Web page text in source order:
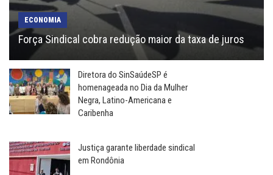
ECONOMIA
Força Sindical cobra redução maior da taxa de juros
Diretora do SinSaúdeSP é
homenageada no Dia da Mulher
Negra, Latino-Americana e
Caribenha
Justiça garante liberdade sindical
em Rondônia